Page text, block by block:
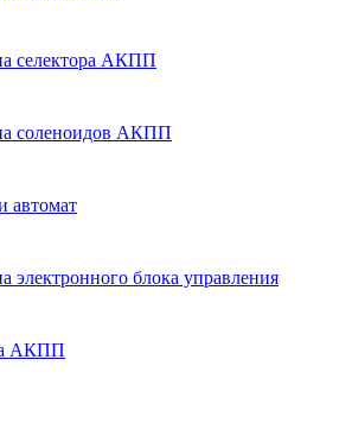
селектора АКПП
соленоидов АКПП
автомат
электронного блока управления
АКПП